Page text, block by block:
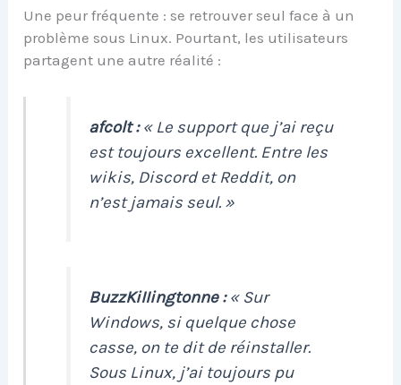
Une peur fréquente : se retrouver seul face à un
problème sous Linux. Pourtant, les utilisateurs
partagent une autre réalité :
afcolt :« Le support que j’ai reçu
est toujours excellent. Entre les
wikis, Discord et Reddit, on
n’est jamais seul. »
BuzzKiIIingtonne :« Sur
Windows, si quelque chose
casse, on te dit de réinstaller.
Sous Linux, j’ai toujours pu